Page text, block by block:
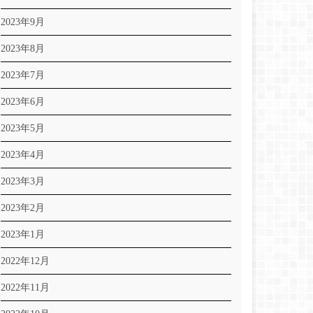
2023年9月
2023年8月
2023年7月
2023年6月
2023年5月
2023年4月
2023年3月
2023年2月
2023年1月
2022年12月
2022年11月